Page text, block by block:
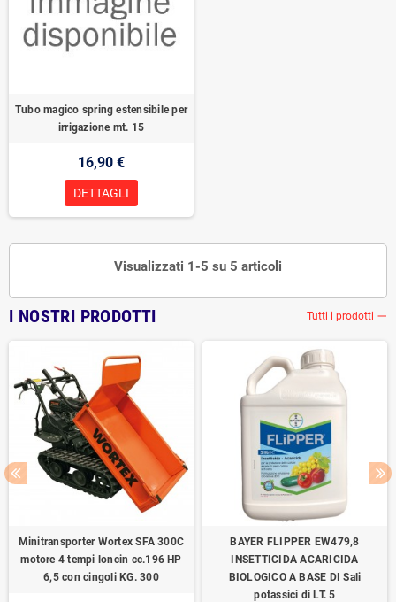
Tubo magico spring estensibile per
irrigazione mt. 15
16,90 €
DETTAGLI
Visualizzati 1-5 su 5 articoli
I NOSTRI PRODOTTI Tutti i prodotti trending_flat
Minitransporter Wortex SFA 300C
motore 4 tempi loncin cc.196 HP
6,5 con cingoli KG. 300
BAYER FLIPPER EW479,8
INSETTICIDA ACARICIDA
BIOLOGICO A BASE DI Sali
potassici di LT. 5